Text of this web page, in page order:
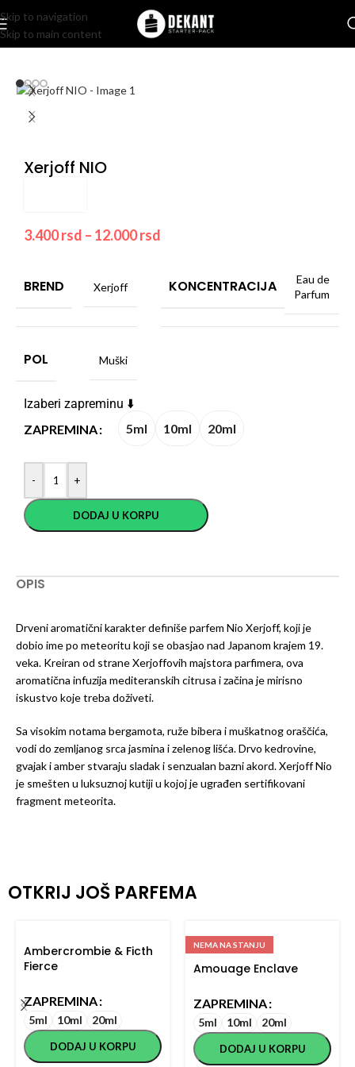
Skip to navigation
Skip to main content
Home/Pakovanje/ Komercijalno
Xerjoff NIO
3.400rsd – 12.000rsd
BREND Xerjoff KONCENTRACIJA
Eau de
Parfum
POL Muški
Izaberi zapreminu ⬇️
ZAPREMINA
5ml 10ml 20ml
- +
DODAJ U KORPU
OPIS
Drveni aromatični karakter definiše parfem Nio Xerjoff, koji je
dobio ime po meteoritu koji se obasjao nad Japanom krajem 19.
veka. Kreiran od strane Xerjoffovih majstora parfimera, ova
aromatična infuzija mediteranskih citrusa i začina je mirisno
iskustvo koje treba doživeti.
Sa visokim notama bergamota, ruže bibera i muškatnog oraščića,
vodi do zemljanog srca jasmina i zelenog lišća. Drvo kedrovine,
gvajak i amber stvaraju sladak i senzualan bazni akord. Xerjoff Nio
je smešten u luksuznoj kutiji u kojoj je ugrađen sertifikovani
fragment meteorita.
OTKRIJ JOŠ PARFEMA
Ambercrombie & Ficth
Fierce
ZAPREMINA
5ml 10ml 20ml
DODAJ U KORPU
NEMA NA STANJU
Amouage Enclave
ZAPREMINA
5ml 10ml 20ml
DODAJ U KORPU